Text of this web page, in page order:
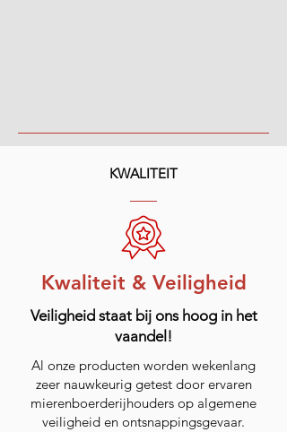
KWALITEIT
Kwaliteit & Veiligheid
Veiligheid staat bij ons hoog in het
vaandel!
Al onze producten worden wekenlang
zeer nauwkeurig getest door ervaren
mierenboerderijhouders op algemene
veiligheid en ontsnappingsgevaar.